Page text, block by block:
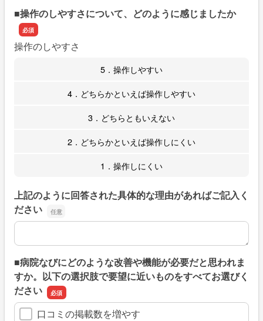
■操作のしやすさについて、どのように感じましたか
操作のしやすさ
5．操作しやすい
4．どちらかといえば操作しやすい
3．どちらともいえない
2．どちらかといえば操作しにくい
1．操作しにくい
上記のように回答された具体的な理由があればご記入く
ださい
上記のように回答された具体的な理由があればご記入くだ
■病院なびにどのような改善や機能が必要だと思われま
すか。以下の選択肢で要望に近いものをすべてお選びく
ださい
口コミの掲載数を増やす